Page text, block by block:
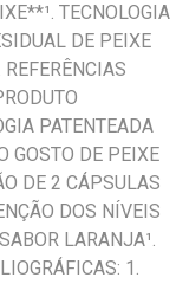
TECNOLOGIA
DE PEIXE
PATENTEADA
GOSTO DE PEIXE
DE 2 CÁPSULAS
DOS NÍVEIS
LARANJA¹.
1.